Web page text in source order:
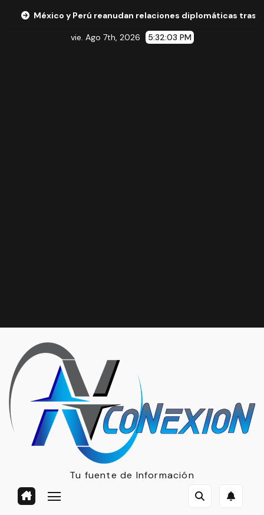
y Perú reanudan relaciones diplomáticas tras acuerdo entre
vie. Ago 7th, 2026 5:32:04 PM
Tu fuente de Información